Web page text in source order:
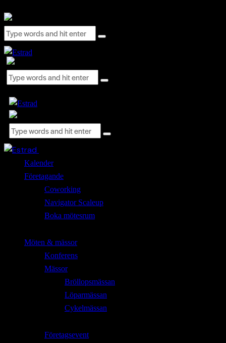
Kalender
Företagande
Coworking
Navigator Scaleup
Boka mötesrum
Möten & mässor
Konferens
Mässor
Bröllopsmässan
Löparmässan
Cykelmässan
Företagsevent